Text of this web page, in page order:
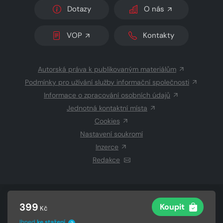
399 Kč Koupit
Dotazy O nás
VOP Kontakty
Autorská práva k publikovaným materiálům
Podmínky pro užívání služby informační společnosti
Informace o zpracování osobních údajů
Jednotná kontaktní místa
Cookies
Nastavení soukromí
Inzerce
Redakce
CZECH NEWS CENTER a.s.a dodavatelé
Vysázeno